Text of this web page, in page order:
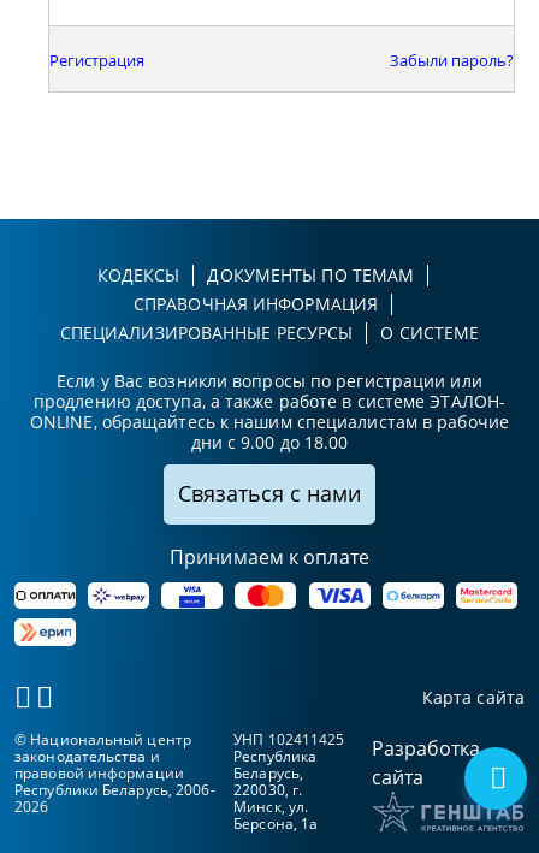
Регистрация Забыли пароль?
КОДЕКСЫ
ДОКУМЕНТЫ ПО ТЕМАМ
СПРАВОЧНАЯ ИНФОРМАЦИЯ
СПЕЦИАЛИЗИРОВАННЫЕ РЕСУРСЫ
О СИСТЕМЕ
Если у Вас возникли вопросы по регистрации или
продлению доступа, а также работе в системе ЭТАЛОН-
ONLINE, обращайтесь к нашим специалистам в рабочие
дни с 9.00 до 18.00
Связаться с нами
Принимаем к оплате
Карта сайта
© Национальный центр
законодательства и
правовой информации
Республики Беларусь, 2006-
2026
УНП 102411425
Республика
Беларусь,
220030, г.
Минск, ул.
Берсона, 1а
Разработка
сайта